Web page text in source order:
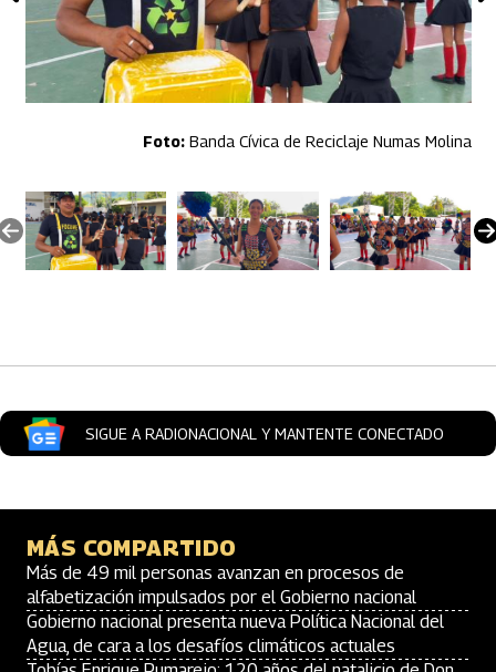
Banda Cívica de Reciclaje Numas Molina
SIGUE A RADIONACIONAL Y MANTENTE CONECTADO
MÁS COMPARTIDO
Más de 49 mil personas avanzan en procesos de
alfabetización impulsados por el Gobierno nacional
Gobierno nacional presenta nueva Política Nacional del
Agua, de cara a los desafíos climáticos actuales